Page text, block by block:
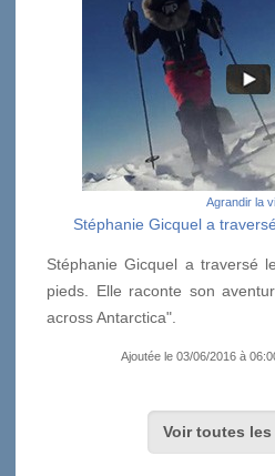
Agrandir la
Stéphanie Gicquel a
Stéphanie Gicquel a traversé
pieds. Elle raconte son
across Antarctica".
Ajoutée le 03/06/2016 à
Voir toutes